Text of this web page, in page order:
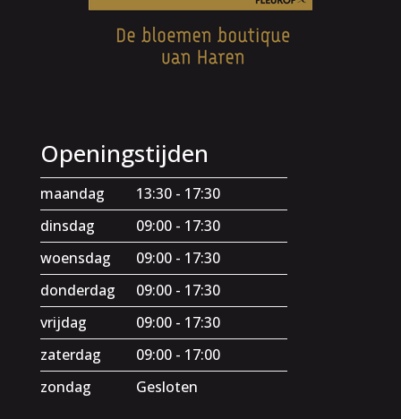
Openingstijden
maandag
13:30 - 17:30
dinsdag
09:00 - 17:30
woensdag
09:00 - 17:30
donderdag
09:00 - 17:30
vrijdag
09:00 - 17:30
zaterdag
09:00 - 17:00
zondag
Gesloten